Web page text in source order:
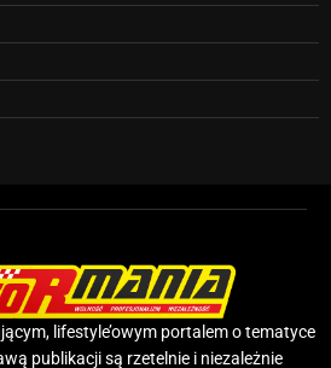
lifestyle’owym portalem o tematyce
publikacji są rzetelnie i niezależnie